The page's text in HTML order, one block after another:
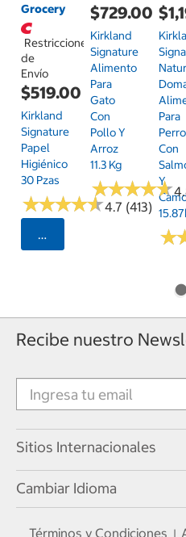
Grocery
Restricciones
de
Envío
$519.00
Kirkland
Signature
Papel
Higiénico
30 Pzas
★★★★★
★★★★★4.7 (413)
Seleccionar Código
$729.00
Kirkland
Signature
Alimento
Para
Gato
Con
Pollo Y
Arroz
11.3 Kg
★★★★★
★★★★★
Para
Perro
Con
Y
★
★
Recibe nuestro
Sitios Internacionales
Cambiar Idioma
Términos y Condiciones |